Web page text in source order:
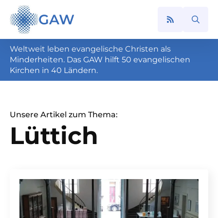
GAW
Search
Weltweit leben evangelische Christen als
Minderheiten. Das GAW hilft 50 evangelischen
Kirchen in 40 Ländern.
Unsere Artikel zum Thema:
Lüttich